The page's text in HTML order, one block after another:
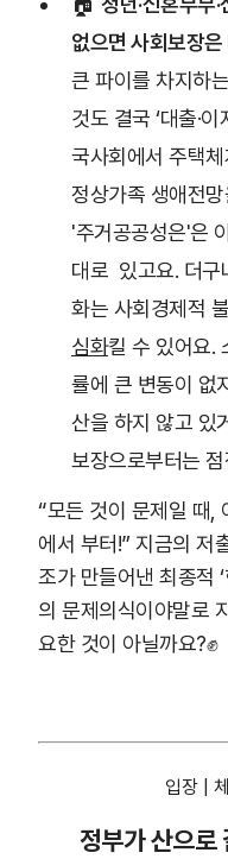
없으면 사회보장
큰 파이를 차지하
것도 결국 ‘대출·
국사회에서 주택체
정상가족 생애전
'주거공공성은'은
대로 있고요. 더구
화는 사회경제적
심화킬 수 있어요.
률에 큰 변동이 없
산을 하지 않고 있
보장으로부터는
“모든 것이 문제일 때,
에서 부터!” 지금의 저
조가 만들어낸 최종적
의 문제의식이야말로
요한 것이 아닐까요?✊
입장 |
정부가 산으로